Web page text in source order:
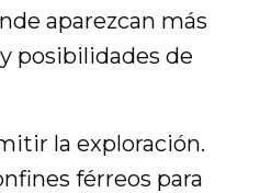
aparezcan más
posibilidades de
la exploración.
férreos para